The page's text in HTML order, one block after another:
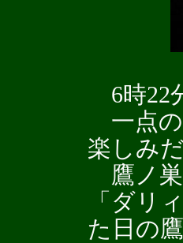
6時22
一点の
楽しみ
鷹ノ巣
「ダリ
た日の